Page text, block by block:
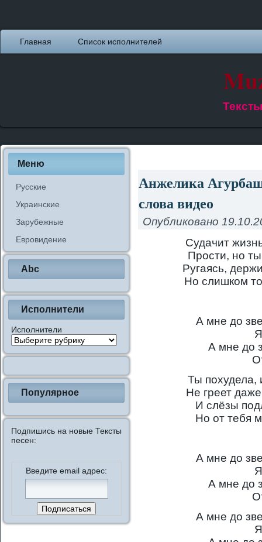
Главная Список исполнителей
Меню
Русские
Украинские
Зарубежные
Евровидение
Abc
Исполнители
Исполнители
Популярное
Подпишись на новые Тексты
песен:
Введите email адрес:
Анжелика
слова видео
Опубликовано
Судачит
Прости, но
Ругаясь,
Но слишком
А мне до
А мне до
Ты похудела,
Не греет
И слёзы
Но от тебя
А мне до
А мне до
А мне до